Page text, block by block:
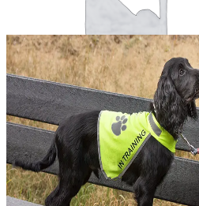
Hondenvoer
18 Producten